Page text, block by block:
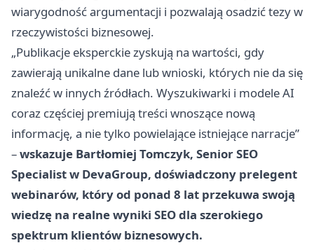
wiarygodność argumentacji i pozwalają osadzić tezy w
rzeczywistości biznesowej.
„Publikacje eksperckie zyskują na wartości, gdy
zawierają unikalne dane lub wnioski, których nie da się
znaleźć w innych źródłach. Wyszukiwarki i modele AI
coraz częściej premiują treści wnoszące nową
informację, a nie tylko powielające istniejące narracje”
–wskazuje Bartłomiej Tomczyk, Senior SEO
Specialist w DevaGroup, doświadczony prelegent
webinarów, który od ponad 8 lat przekuwa swoją
wiedzę na realne wyniki SEO dla szerokiego
spektrum klientów biznesowych.